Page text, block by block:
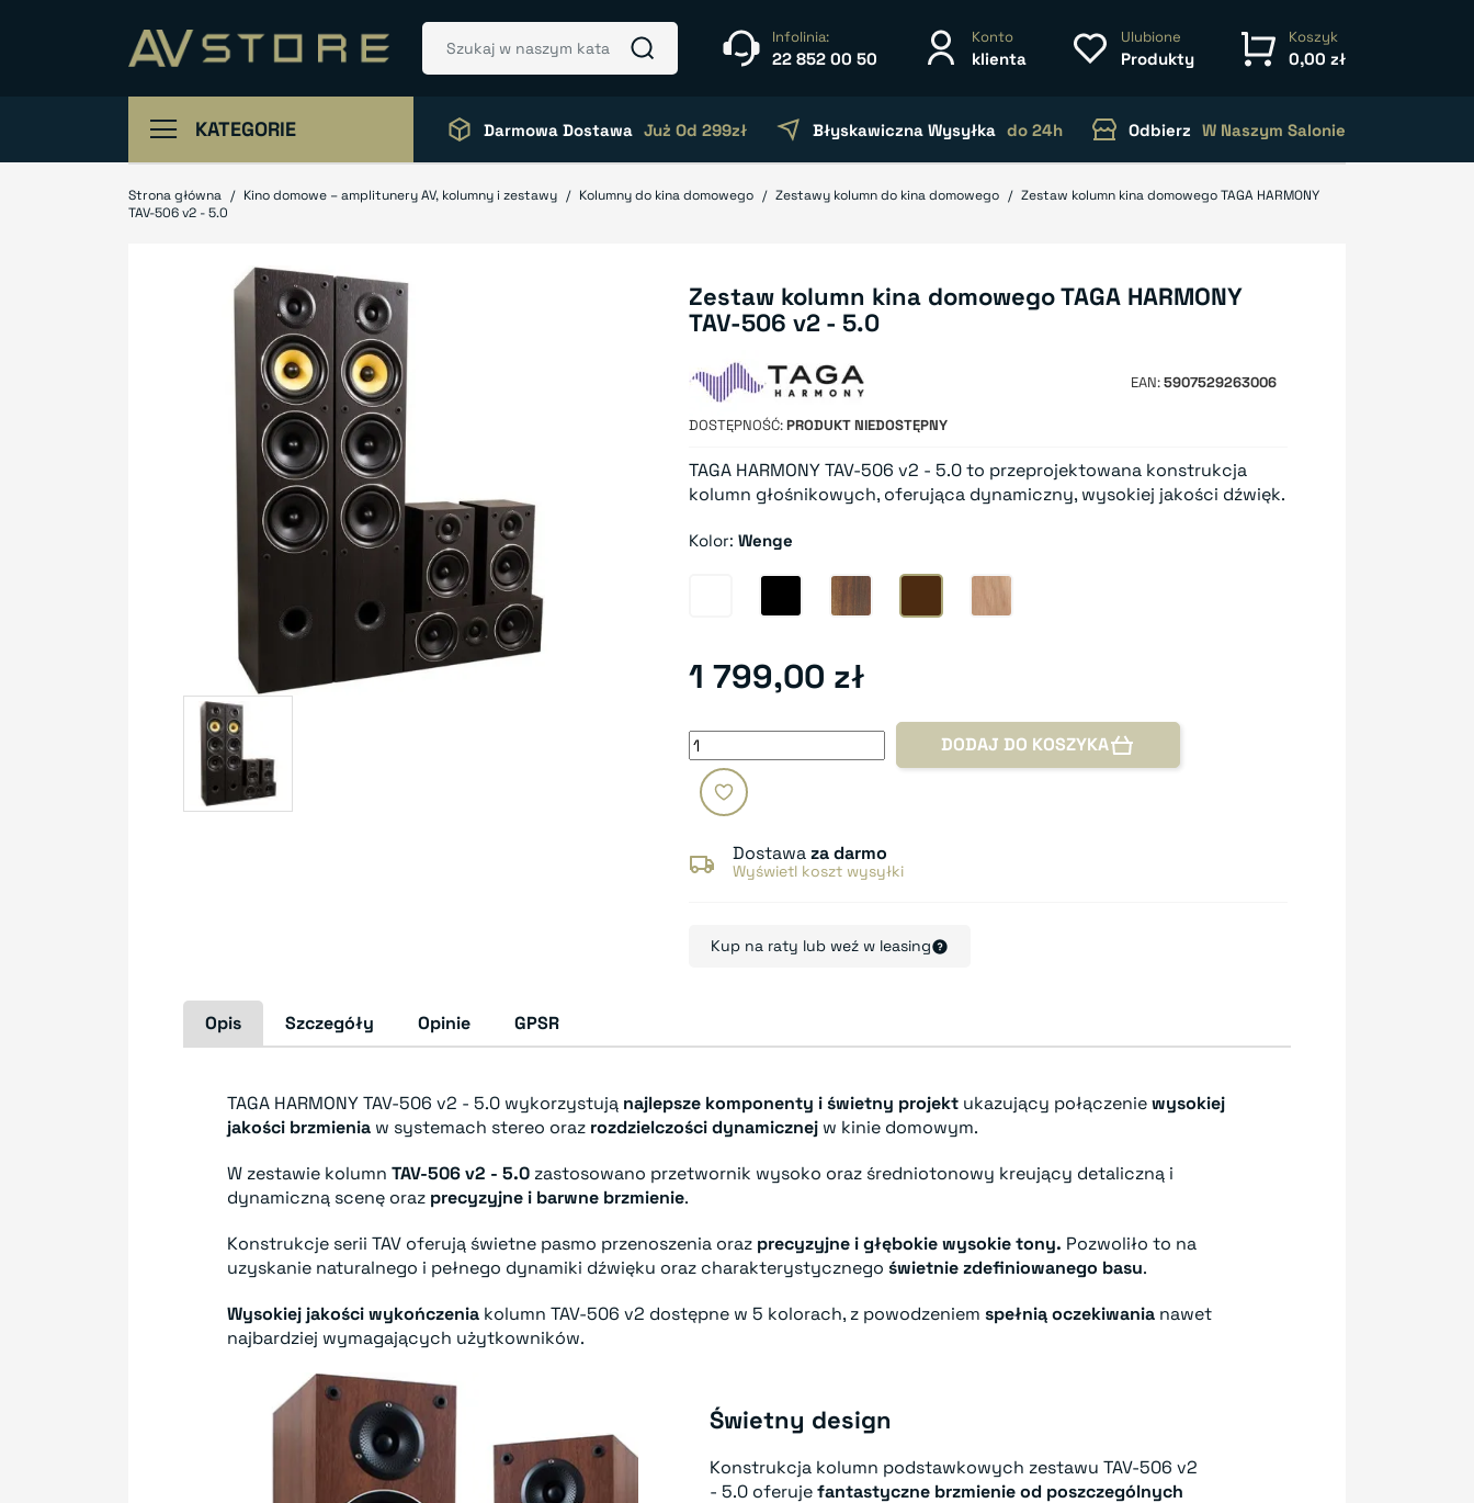
Infolinia:
22 852 00 50
Konto
klienta
Ulubione
Produkty
Koszyk
0,00 zł
KATEGORIE Darmowa Dostawa Już Od 299zł Błyskawiczna Wysyłka do 24h Odbierz W Naszym Salonie
Strona główna Kino domowe – amplitunery AV, kolumny i zestawy Kolumny do kina domowego Zestawy kolumn do kina domowego
Zestaw kolumn kina domowego TAGA HARMONY
TAV-506 v2 - 5.0
Zestaw kolumn kina domowego TAGA HARMONY
TAV-506 v2 - 5.0
EAN 5907529263006
DOSTĘPNOŚĆ PRODUKT NIEDOSTĘPNY
TAGA HARMONY TAV-506 v2 - 5.0 to przeprojektowana konstrukcja
kolumn głośnikowych, oferująca dynamiczny, wysokiej jakości dźwięk.
Kolor:Wenge
Biały Czarny Walnut Wenge Oak
1 799,00 zł
DODAJ DO KOSZYKA
Dostawaza darmo
Wyświetl koszt wysyłki
Kup na raty lub weź w leasing
Opis Szczegóły Opinie GPSR
TAGA HARMONY TAV-506 v2 - 5.0 wykorzystują najlepsze komponenty i świetny projekt ukazujący połączeniewysokiej
jakości brzmienia w systemach stereo oraz rozdzielczości dynamicznej w kinie domowym.
W zestawie kolumn TAV-506 v2 - 5.0 zastosowano przetwornik wysoko oraz średniotonowy kreujący detaliczną i
dynamiczną scenę oraz precyzyjne i barwne brzmienie.
Konstrukcje serii TAV oferują świetne pasmo przenoszenia oraz precyzyjne i głębokie wysokie tony. Pozwoliło to na
uzyskanie naturalnego i pełnego dynamiki dźwięku oraz charakterystycznego świetnie zdefiniowanego basu.
Wysokiej jakości wykończenia kolumn TAV-506 v2 dostępne w 5 kolorach, z powodzeniem spełnią oczekiwania nawet
najbardziej wymagających użytkowników.
Świetny design
Konstrukcja kolumn podstawkowych zestawu TAV-506 v2
- 5.0 oferujefantastyczne brzmienie od poszczególnych